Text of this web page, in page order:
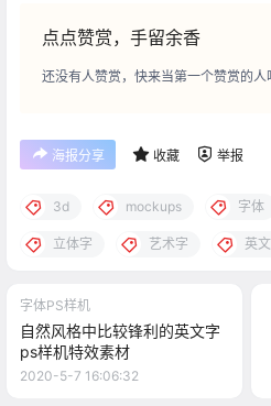
点点赞赏，手留余香
还没有人赞赏，快来当第一个赞赏的人
海报分享 收藏 举报
3d mockups 字体
立体字 艺术字 英
字体PS样机
自然风格中比较锋利的英文字
ps样机特效素材
2020-5-7 16:06:32